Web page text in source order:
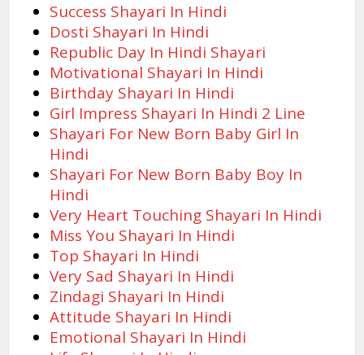
Success Shayari In Hindi
Dosti Shayari In Hindi
Republic Day In Hindi Shayari
Motivational Shayari In Hindi
Birthday Shayari In Hindi
Girl Impress Shayari In Hindi 2 Line
Shayari For New Born Baby Girl In
Hindi
Shayari For New Born Baby Boy In
Hindi
Very Heart Touching Shayari In Hindi
Miss You Shayari In Hindi
Top Shayari In Hindi
Very Sad Shayari In Hindi
Zindagi Shayari In Hindi
Attitude Shayari In Hindi
Emotional Shayari In Hindi